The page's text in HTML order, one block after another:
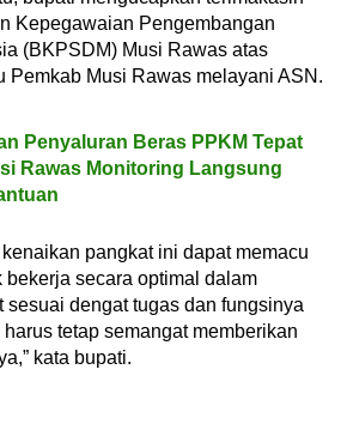
Kepegawaian Pengembangan
(BKPSDM) Musi Rawas atas
Pemkab Musi Rawas melayani ASN.
Penyaluran Beras PPKM Tepat
Rawas Monitoring Langsung
pangkat ini dapat memacu
bekerja secara optimal dalam
sesuai dengat tugas dan fungsinya
tetap semangat memberikan
kata bupati.